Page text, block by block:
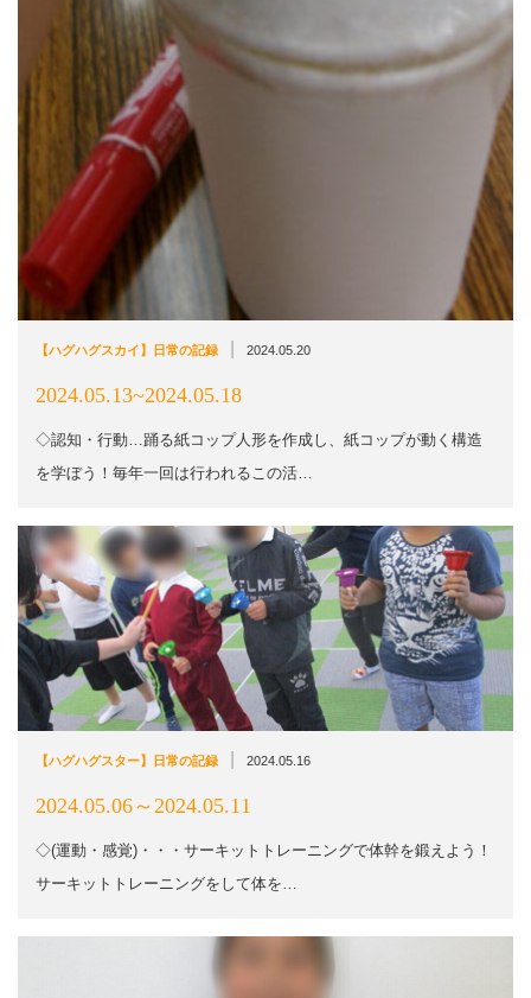
【ハグハグスカイ】日常の記録 2024.05.20
2024.05.13~2024.05.18
◇認知・行動…踊る紙コップ人形を作成し、紙コップが動く構造
を学ぼう！毎年一回は行われるこの活…
【ハグハグスター】日常の記録 2024.05.16
2024.05.06～2024.05.11
◇(運動・感覚)・・・サーキットトレーニングで体幹を鍛えよう！
サーキットトレーニングをして体を…